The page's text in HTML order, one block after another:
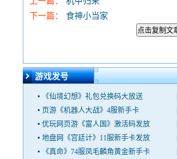
下一篇：
食神小当家
点击复制文
游戏发号
《仙境幻想》礼包兑换码大放送
页游《机器人大战》4服新手卡
优玩网页游《富人国》激活码发放
地盘网《宫廷计》11服新手卡发放
《真命》74服凤毛麟角黄金新手卡